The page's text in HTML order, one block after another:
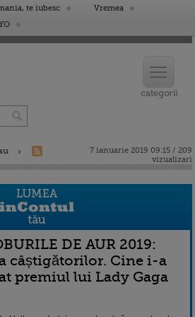
te iubesc
Vremea
7 ianuarie 2019 09:15 / 209
vizualizari
DE AUR 2019:
câștigătorilor. Cine i-a
premiul lui Lady Gaga